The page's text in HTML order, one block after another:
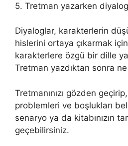
5. Tretman yazarken
Diyaloglar, karakterlerin
hislerini ortaya çıkarmak için
karakterlere özgü bir dille
Tretman yazdıktan sonra ne
Tretmanınızı gözden
problemleri ve boşlukları
senaryo ya da kitabınızın
geçebilirsiniz.